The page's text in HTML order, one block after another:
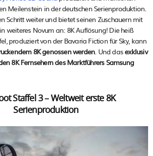
Meilenstein in der deutschen Serienproduktion.
Schritt weiter und bietet seinen Zuschauern mit
weiteres Novum an: 8K Auflösung! Die heiß
produziert von der Bavaria Fiction für Sky, kann
8K genossen werden . Und dasexklusiv
8K Fernsehern des Marktführers Samsung
Staffel 3 – Weltweit erste 8K
Serienproduktion